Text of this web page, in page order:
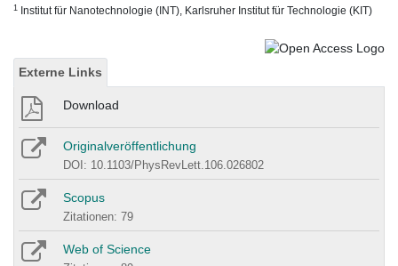
1 Institut für Nanotechnologie (INT), Karlsruher Institut für Technologie (KIT)
Externe Links
Download
Originalveröffentlichung
DOI: 10.1103/PhysRevLett.106.026802
Scopus
Zitationen: 79
Web of Science